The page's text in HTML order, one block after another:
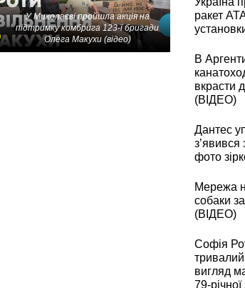
У Миколаєві пройшла акція на
підтримку комбрига 123-ї бригади
Олега Макухи (відео)
ракет
В
вкрасти
(ВІДЕО)
Дантес
фото
Мережа
собаки
(ВІДЕО)
Софія
вигляд
79-річної